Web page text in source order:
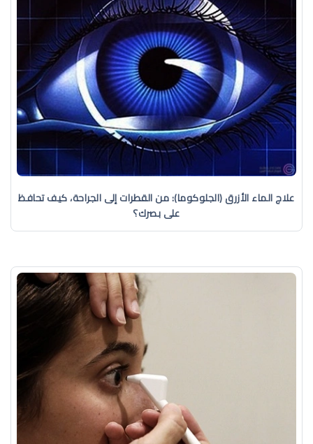
علاج الماء الأزرق (الجلوكوما): من القطرات إلى الجراحة، كيف تحافظ
على بصرك؟